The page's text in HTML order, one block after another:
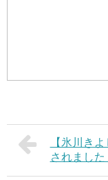
【氷川き
されました